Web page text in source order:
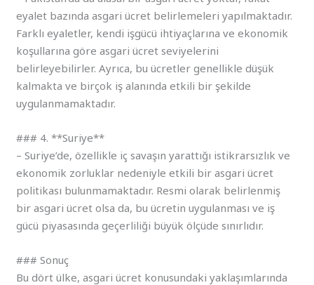
eyalet bazında asgari ücret belirlemeleri yapılmaktadır.
Farklı eyaletler, kendi işgücü ihtiyaçlarına ve ekonomik
koşullarına göre asgari ücret seviyelerini
belirleyebilirler. Ayrıca, bu ücretler genellikle düşük
kalmakta ve birçok iş alanında etkili bir şekilde
uygulanmamaktadır.
### 4. **Suriye**
– Suriye’de, özellikle iç savaşın yarattığı istikrarsızlık ve
ekonomik zorluklar nedeniyle etkili bir asgari ücret
politikası bulunmamaktadır. Resmi olarak belirlenmiş
bir asgari ücret olsa da, bu ücretin uygulanması ve iş
gücü piyasasında geçerliliği büyük ölçüde sınırlıdır.
### Sonuç
Bu dört ülke, asgari ücret konusundaki yaklaşımlarında